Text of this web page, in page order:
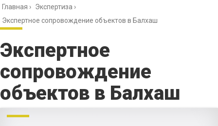
Главная › Экспертиза ›
Экспертное сопровождение объектов в Балхаш
Экспертное
сопровождение
объектов в Балхаш